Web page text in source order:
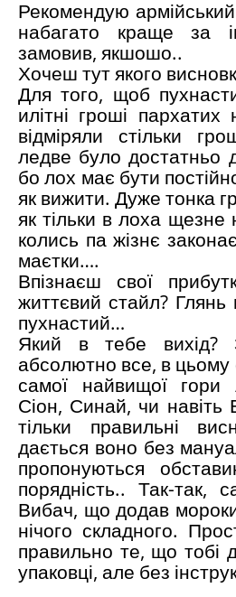
Рекомендую
набагато краще за
замовив, якшошо..
Хочеш тут якого
Для того, щоб
илітні гроші пархатих
відміряли стільки
ледве було достатньо
бо лох має бути
як вижити. Дуже тонка
як тільки в лоха щезне
колись па жізнє
маєтки….
Впізнаєш свої
життєвий стайл?
пухнастий…
Який в тебе вихід?
абсолютно все, в цьому
самої найвищої
Сіон, Синай, чи навіть
тільки правильні
дається воно без
пропонуються
порядність.. Так-так,
Вибач, що додав
нічого складного.
правильно те, що тобі
упаковці, але без